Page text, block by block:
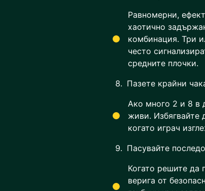
Равномерни,
хаотично
комбинация. Три
често
средните плочки.
Пазете крайни
Ако много 2 и 8 в
живи. Избягвайте
когато играч
Пасувайте
Когато решите да
верига от